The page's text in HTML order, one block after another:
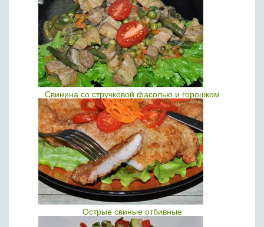
Свинина со стручковой фасолью и горошком
Острые свиные отбивные